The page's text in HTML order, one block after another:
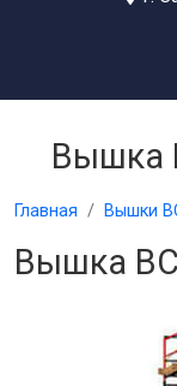
Вышка
Главная Вышки
Вышка